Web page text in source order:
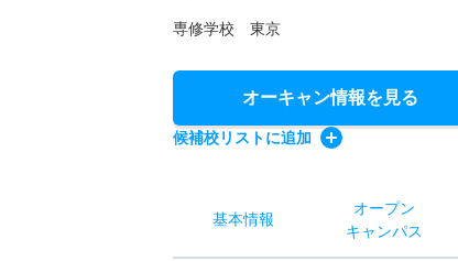
専修学校 東京
オーキャン情報を見る
候補校リストに追加
基本情報
オープン
キャンパス